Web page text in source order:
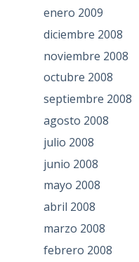
enero 2009
diciembre 2008
noviembre 2008
octubre 2008
septiembre 2008
agosto 2008
julio 2008
junio 2008
mayo 2008
abril 2008
marzo 2008
febrero 2008